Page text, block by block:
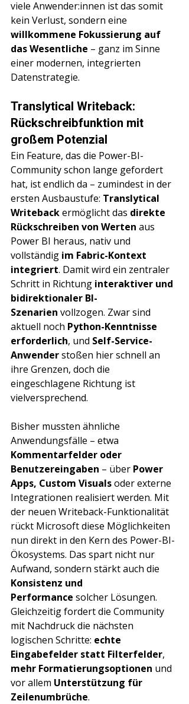
viele Anwender:innen ist das somit
kein Verlust, sondern eine
willkommene Fokussierung auf
das Wesentliche – ganz im Sinne
einer modernen, integrierten
Datenstrategie.
Translytical Writeback:
Rückschreibfunktion mit
großem Potenzial
Ein Feature, das die Power-BI-
Community schon lange gefordert
hat, ist endlich da – zumindest in der
ersten Ausbaustufe: Translytical
Writeback ermöglicht das direkte
Rückschreiben von Werten aus
Power BI heraus, nativ und
vollständig im Fabric-Kontext
integriert. Damit wird ein zentraler
Schritt in Richtung interaktiver und
bidirektionaler BI-
Szenarien vollzogen. Zwar sind
aktuell noch Python-Kenntnisse
erforderlich, und Self-Service-
Anwender stoßen hier schnell an
ihre Grenzen, doch die
eingeschlagene Richtung ist
vielversprechend.
Bisher mussten ähnliche
Anwendungsfälle – etwa
Kommentarfelder oder
Benutzereingaben – über Power
Apps, Custom Visuals oder externe
Integrationen realisiert werden. Mit
der neuen Writeback-Funktionalität
rückt Microsoft diese Möglichkeiten
nun direkt in den Kern des Power-BI-
Ökosystems. Das spart nicht nur
Aufwand, sondern stärkt auch die
Konsistenz und
Performance solcher Lösungen.
Gleichzeitig fordert die Community
mit Nachdruck die nächsten
logischen Schritte: echte
Eingabefelder statt Filterfelder,
mehr Formatierungsoptionen und
vor allem Unterstützung für
Zeilenumbrüche.